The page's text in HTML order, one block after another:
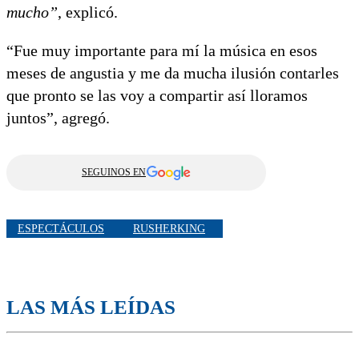
mucho”, explicó.
“Fue muy importante para mí la música en esos
meses de angustia y me da mucha ilusión contarles
que pronto se las voy a compartir así lloramos
juntos”, agregó.
SEGUINOS EN
ESPECTÁCULOS RUSHERKING
LAS MÁS LEÍDAS